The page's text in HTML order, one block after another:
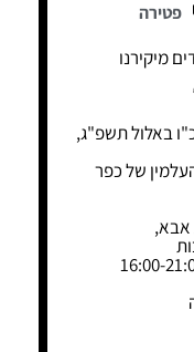
פטירה
מיקירנו
באלול תשפ"ג,
10:00 בבית העלמין של כפר
אבא,